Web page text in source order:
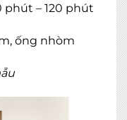
phút – 120 phút
ống nhòm